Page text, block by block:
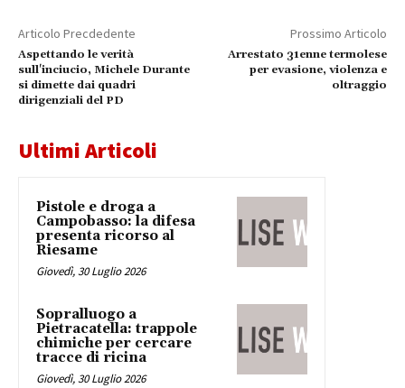
Articolo Precdedente
Aspettando le verità
sull'inciucio, Michele Durante
si dimette dai quadri
dirigenziali del PD
Prossimo Articolo
Arrestato 31enne termolese
per evasione, violenza e
oltraggio
Ultimi Articoli
Pistole e droga a
Campobasso: la difesa
presenta ricorso al
Riesame
Giovedì, 30 Luglio 2026
Sopralluogo a
Pietracatella: trappole
chimiche per cercare
tracce di ricina
Giovedì, 30 Luglio 2026